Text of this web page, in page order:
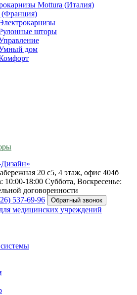
Mottura (Италия)
(Франция)
шторы
дом
20 с5, 4 этаж, офис 404б
10:00-18:00 Суббота, Воскресенье:
договоренности
537-69-96 Обратный звонок
медицинских учреждений